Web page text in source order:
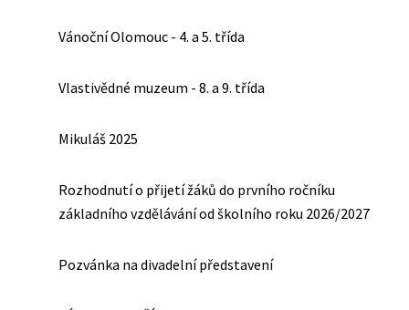
Vánoční Olomouc - 4. a 5. třída
Vlastivědné muzeum - 8. a 9. třída
Mikuláš 2025
Rozhodnutí o přijetí žáků do prvního ročníku
základního vzdělávání od školního roku 2026/2027
Pozvánka na divadelní představení